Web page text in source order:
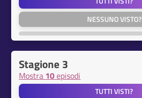
NESSUNO VISTO?
Stagione 3
Mostra 10episodi
TUTTI VISTI?